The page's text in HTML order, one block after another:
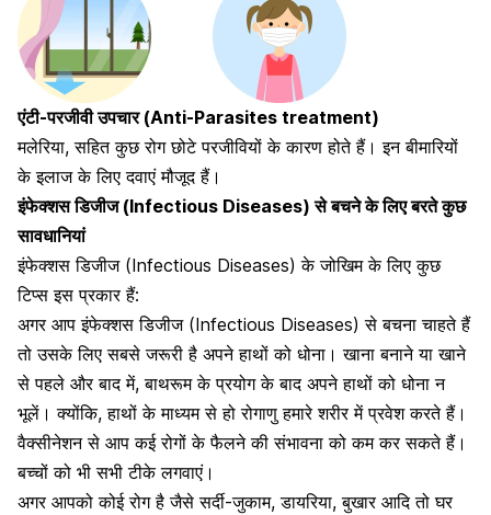
एंटी-परजीवी उपचार (Anti-Parasites treatment)
मलेरिया, सहित कुछ रोग छोटे परजीवियों के कारण होते हैं। इन बीमारियों
के इलाज के लिए दवाएं मौजूद हैं।
इंफेक्शस डिजीज (Infectious Diseases) से बचने के लिए बरते कुछ
सावधानियां
इंफेक्शस डिजीज (Infectious Diseases) के जोखिम के लिए कुछ
टिप्स इस प्रकार हैं:
अगर आप इंफेक्शस डिजीज (Infectious Diseases) से बचना चाहते हैं
तो उसके लिए सबसे जरूरी है अपने हाथों को धोना। खाना बनाने या खाने
से पहले और बाद में, बाथरूम के प्रयोग के बाद अपने हाथों को धोना न
भूलें। क्योंकि, हाथों के माध्यम से हो रोगाणु हमारे शरीर में प्रवेश करते हैं।
वैक्सीनेशन से आप कई रोगों के फैलने की संभावना को कम कर सकते हैं।
बच्चों को भी सभी टीके लगवाएं।
अगर आपको कोई रोग है जैसे सर्दी-जुकाम,डायरिया, बुखार आदि तो घर